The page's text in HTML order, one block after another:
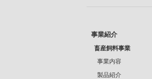
事業紹介
畜産飼料事業
事業内容
製品紹介